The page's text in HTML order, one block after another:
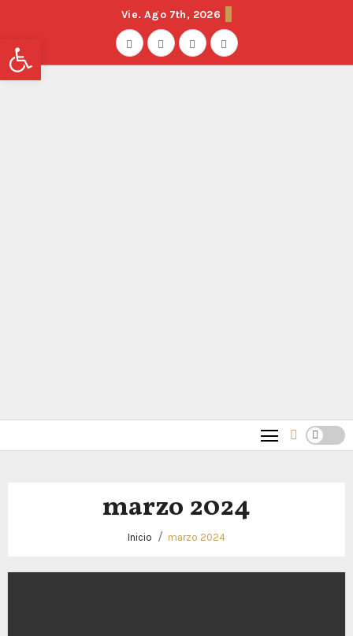
Vie. Ago 7th, 2026
marzo 2024
Inicio marzo 2024
Abrir barra de herramientas